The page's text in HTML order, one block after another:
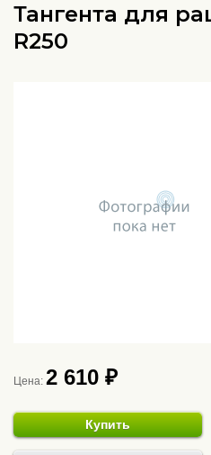
Тангента для
R250
Цена: 2 610 ₽
Купить